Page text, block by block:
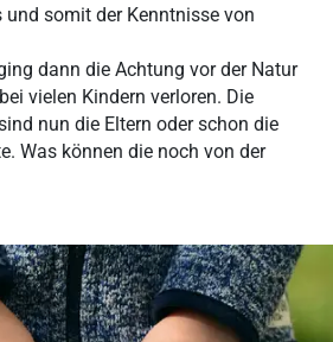
somit der Kenntnisse von
dann die Achtung vor der Natur
vielen Kindern verloren. Die
nun die Eltern oder schon die
Was können die noch von der